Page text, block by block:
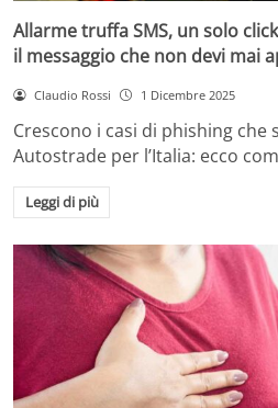
Allarme truffa SMS, un solo
il messaggio che non devi mai
Claudio Rossi 1 Dicembre 2025
Crescono i casi di phishing
Autostrade per l’Italia: ecco
Leggi di più